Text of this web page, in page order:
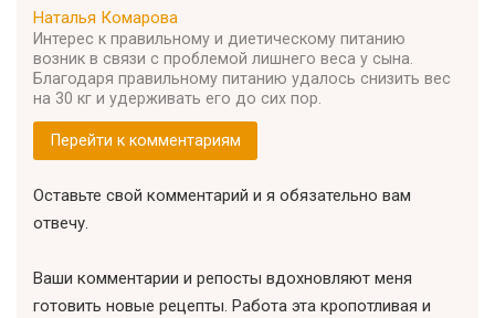
Наталья Комарова
Интерес к правильному и диетическому питанию
возник в связи с проблемой лишнего веса у сына.
Благодаря правильному питанию удалось снизить вес
на 30 кг и удерживать его до сих пор.
Перейти к комментариям
Оставьте свой комментарий и я обязательно вам
отвечу.
Ваши комментарии и репосты вдохновляют меня
готовить новые рецепты. Работа эта кропотливая и